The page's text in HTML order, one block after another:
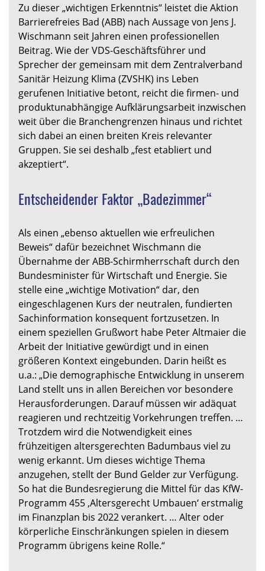
Zu dieser „wichtigen Erkenntnis“ leistet die Aktion
Barrierefreies Bad (ABB) nach Aussage von Jens J.
Wischmann seit Jahren einen professionellen
Beitrag. Wie der VDS-Geschäftsführer und
Sprecher der gemeinsam mit dem Zentralverband
Sanitär Heizung Klima (ZVSHK) ins Leben
gerufenen Initiative betont, reicht die firmen- und
produktunabhängige Aufklärungsarbeit inzwischen
weit über die Branchengrenzen hinaus und richtet
sich dabei an einen breiten Kreis relevanter
Gruppen. Sie sei deshalb „fest etabliert und
akzeptiert“.
Entscheidender Faktor „Badezimmer“
Als einen „ebenso aktuellen wie erfreulichen
Beweis“ dafür bezeichnet Wischmann die
Übernahme der ABB-Schirmherrschaft durch den
Bundesminister für Wirtschaft und Energie. Sie
stelle eine „wichtige Motivation“ dar, den
eingeschlagenen Kurs der neutralen, fundierten
Sachinformation konsequent fortzusetzen. In
einem speziellen Grußwort habe Peter Altmaier die
Arbeit der Initiative gewürdigt und in einen
größeren Kontext eingebunden. Darin heißt es
u.a.: „Die demographische Entwicklung in unserem
Land stellt uns in allen Bereichen vor besondere
Herausforderungen. Darauf müssen wir adäquat
reagieren und rechtzeitig Vorkehrungen treffen. …
Trotzdem wird die Notwendigkeit eines
frühzeitigen altersgerechten Badumbaus viel zu
wenig erkannt. Um dieses wichtige Thema
anzugehen, stellt der Bund Gelder zur Verfügung.
So hat die Bundesregierung die Mittel für das KfW-
Programm 455 ‚Altersgerecht Umbauen‘ erstmalig
im Finanzplan bis 2022 verankert. … Alter oder
körperliche Einschränkungen spielen in diesem
Programm übrigens keine Rolle.“